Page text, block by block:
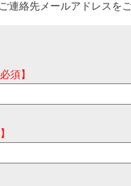
連絡先メールアドレスを
必須】